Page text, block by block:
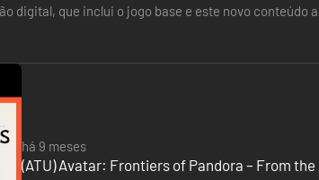
PESSOA
digital, que inclui o jogo base e este novo conteúdo
exatamente…
há 9 meses
(ATU) Avatar: Frontiers of Pandora – From